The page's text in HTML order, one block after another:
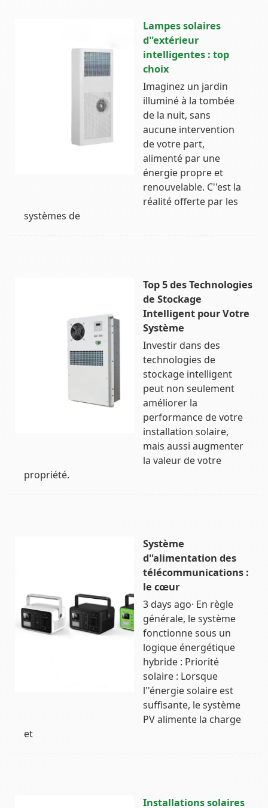
Lampes solaires
d''extérieur
intelligentes : top
choix
Imaginez un jardin
illuminé à la tombée
de la nuit, sans
aucune intervention
de votre part,
alimenté par une
énergie propre et
renouvelable. C''est la
réalité offerte par les
systèmes de
Top 5 des Technologies
de Stockage
Intelligent pour Votre
Système
Investir dans des
technologies de
stockage intelligent
peut non seulement
améliorer la
performance de votre
installation solaire,
mais aussi augmenter
la valeur de votre
propriété.
Système
d''alimentation des
télécommunications :
le cœur
3 days ago· En règle
générale, le système
fonctionne sous un
logique énergétique
hybride : Priorité
solaire : Lorsque
l''énergie solaire est
suffisante, le système
PV alimente la charge
et
Installations solaires